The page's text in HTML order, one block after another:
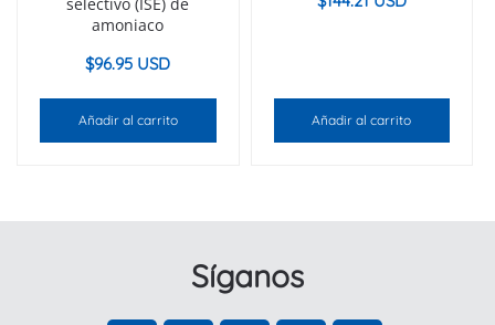
amoniaco
$96.95 USD
Añadir al carrito Añadir al carrito
Síganos